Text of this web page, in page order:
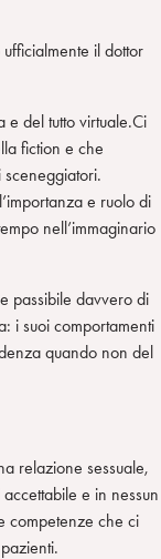
il dottor
e del tutto virtuale.Ci
fiction e che
sceneggiatori.
e ruolo di
nell’immaginario
passibile davvero di
i suoi comportamenti
quando non del
relazione sessuale,
e in nessun
competenze che ci